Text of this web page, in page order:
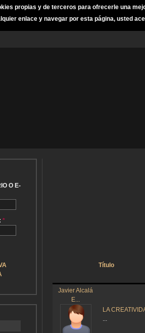
propias y de terceros para ofrecerle una
enlace y navegar por esta página, usted
O E-
*
Título
Javier Alcalá
E...
LA
...